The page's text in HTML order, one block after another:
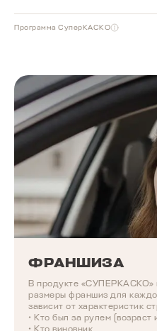
Программа СуперКАСКО
ФРАНШИЗА
В продукте «СУПЕРКАСКО»
размеры франшиз для
зависит от характеристик
• Кто был за рулем (возраст